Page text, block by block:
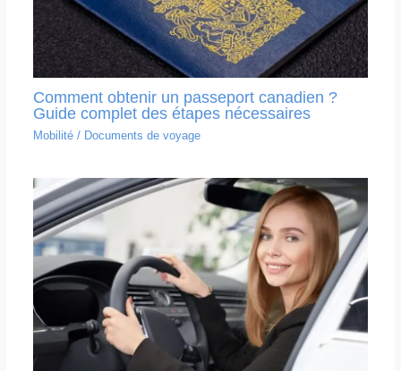
Comment obtenir un passeport canadien ?
Guide complet des étapes nécessaires
Mobilité/ Documents de voyage